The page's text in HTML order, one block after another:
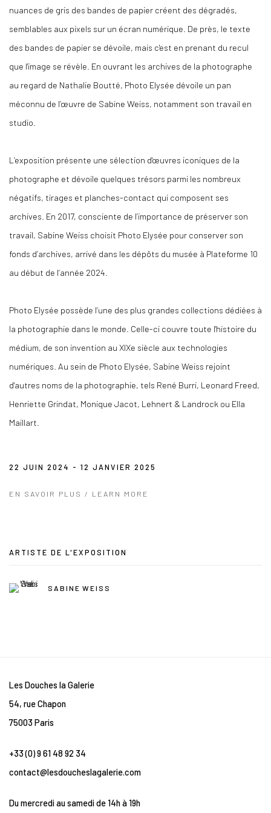
nuances de gris des bandes de papier créent des dégradés,
semblables aux pixels sur un écran numérique. De près, le texte
des bandes de papier se dévoile, mais c'est en prenant du recul
que l'image se révèle. En ouvrant les archives de la photographe
au regard de Nathalie Boutté, Photo Elysée dévoile un pan
méconnu de l’œuvre de Sabine Weiss, notamment son travail en
studio.
L’exposition présente une sélection d'œuvres iconiques de la
photographe et dévoile quelques trésors parmi les nombreux
négatifs, tirages et planches-contact qui composent ses
archives. En 2017, consciente de l’importance de préserver son
travail, Sabine Weiss choisit Photo Elysée pour conserver son
fonds d’archives, arrivé dans les dépôts du musée à Plateforme 10
au début de l’année 2024.
Photo Elysée possède l’une des plus grandes collections dédiées à
la photographie dans le monde. Celle-ci couvre toute l'histoire du
médium, de son invention au XIXe siècle aux technologies
numériques. Au sein de Photo Elysée, Sabine Weiss rejoint
d'autres noms de la photographie, tels René Burri, Leonard Freed,
Henriette Grindat, Monique Jacot, Lehnert & Landrock ou Ella
Maillart.
22 JUIN 2024 - 12 JANVIER 2025
EN SAVOIR PLUS / LEARN MORE
ARTISTE DE L'EXPOSITION
SABINE WEISS
Les Douches la Galerie
54, rue Chapon
75003 Paris
+33 (0) 9 61 48 92 34
contact@lesdoucheslagalerie.com
Du mercredi au samedi de 14h à 19h